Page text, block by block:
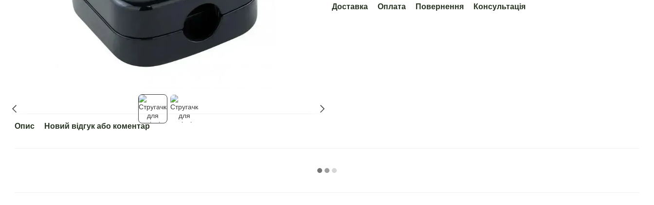
Опис Новий відгук або коментар
Доставка Оплата Повернення Консультація